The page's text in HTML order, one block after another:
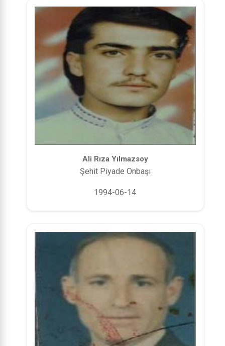
Ali Rıza Yılmazsoy
Şehit Piyade Onbaşı
1994-06-14